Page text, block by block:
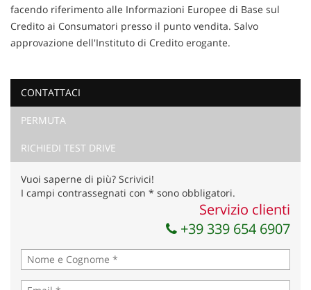
Ho letto e accettol'informativa privacy*
Acconsento al trattamento dei miei dati per finalità di
Invia la tua richiesta
facendo riferimento alle Informazioni Europee di Base sul
Credito ai Consumatori presso il punto vendita. Salvo
approvazione dell'Instituto di Credito erogante.
CONTATTACI
PERMUTA
RICHIEDI TEST DRIVE
Vuoi saperne di più? Scrivici!
I campi contrassegnati con * sono obbligatori.
Servizio clienti
+39 339 654 6907